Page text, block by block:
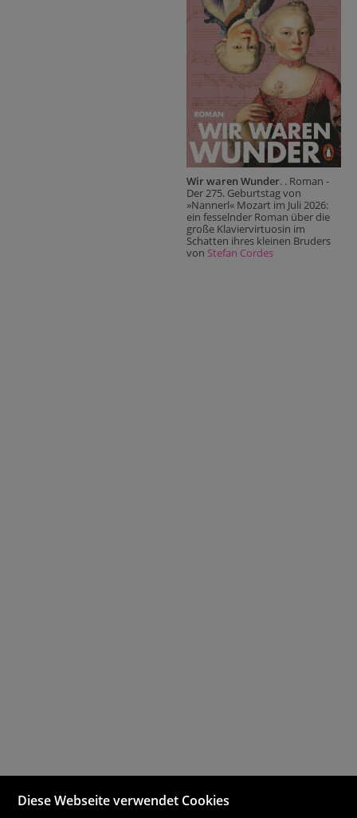
Wir waren Wunder. . Roman -
Der 275. Geburtstag von
»Nannerl« Mozart im Juli 2026:
ein fesselnder Roman über die
große Klaviervirtuosin im
Schatten ihres kleinen Bruders
von Stefan Cordes
Diese Webseite verwendet Cookies